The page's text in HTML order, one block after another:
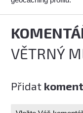
VĚTRNÝ
Přidat